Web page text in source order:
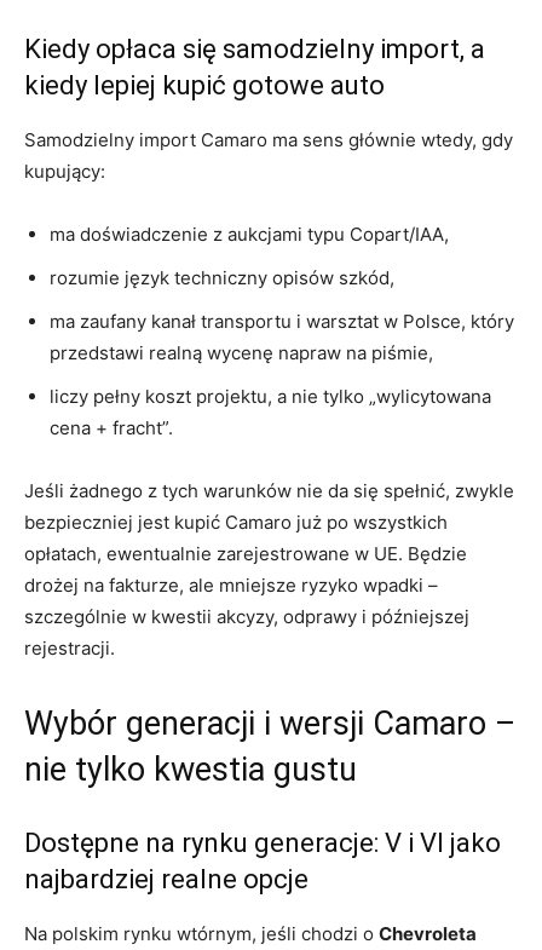
Kiedy opłaca się samodzielny import, a
kiedy lepiej kupić gotowe auto
Samodzielny import Camaro ma sens głównie wtedy, gdy
kupujący:
ma doświadczenie z aukcjami typu Copart/IAA,
rozumie język techniczny opisów szkód,
ma zaufany kanał transportu i warsztat w Polsce, który
przedstawi realną wycenę napraw na piśmie,
liczy pełny koszt projektu, a nie tylko „wylicytowana
cena + fracht”.
Jeśli żadnego z tych warunków nie da się spełnić, zwykle
bezpieczniej jest kupić Camaro już po wszystkich
opłatach, ewentualnie zarejestrowane w UE. Będzie
drożej na fakturze, ale mniejsze ryzyko wpadki –
szczególnie w kwestii akcyzy, odprawy i późniejszej
rejestracji.
Wybór generacji i wersji Camaro –
nie tylko kwestia gustu
Dostępne na rynku generacje: V i VI jako
najbardziej realne opcje
Na polskim rynku wtórnym, jeśli chodzi o Chevroleta